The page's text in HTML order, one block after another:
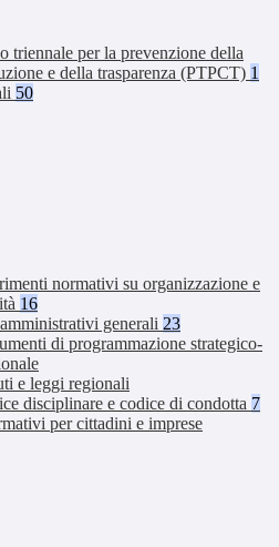
triennale per la prevenzione della
e della trasparenza (PTPCT) 1
50
normativi su organizzazione e
16
generali 23
di programmazione strategico-
e leggi regionali
disciplinare e codice di condotta 7
per cittadini e imprese